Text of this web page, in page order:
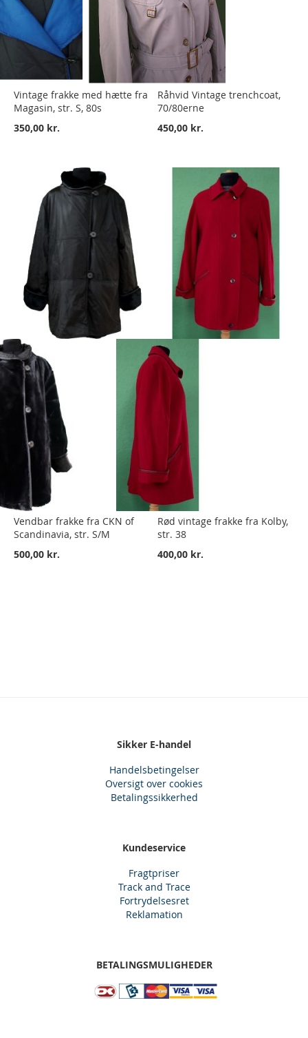
Vintage frakke med hætte fra
Magasin, str. S, 80s
350,00 kr.
Råhvid Vintage trenchcoat,
70/80erne
450,00 kr.
Vendbar frakke fra CKN of
Scandinavia, str. S/M
500,00 kr.
Rød vintage frakke fra Kolby,
str. 38
400,00 kr.
Sikker E-handel
Handelsbetingelser
Oversigt over cookies
Betalingssikkerhed
Kundeservice
Fragtpriser
Track and Trace
Fortrydelsesret
Reklamation
BETALINGSMULIGHEDER